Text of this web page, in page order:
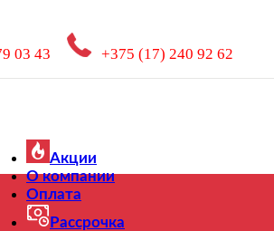
03 43 +375 (17) 240 92 62
Акции
О компании
Оплата
Рассрочка